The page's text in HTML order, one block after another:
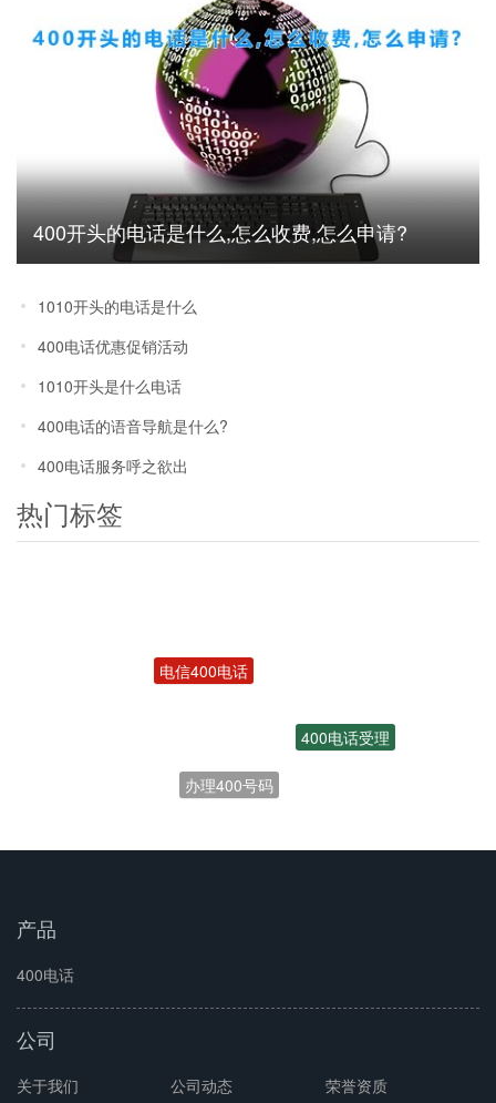
400开头的电话是什么,怎么收费,怎么申请?
1010开头的电话是什么
400电话优惠促销活动
1010开头是什么电话
400电话的语音导航是什么?
400电话服务呼之欲出
热门标签
400电话受理
产品
400电话
公司
关于我们 公司动态 荣誉资质